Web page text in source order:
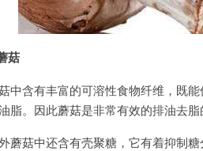
菇
中含有丰富的可溶性食物纤维，既
脂。因此蘑菇是非常有效的排油去脂
蘑菇中还含有壳聚糖，它有着抑制